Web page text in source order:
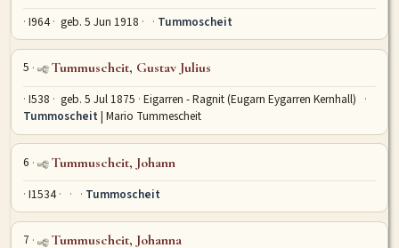
SPRACHE / LANGUAGE
Deutsch English
I964 geb. 5 Jun 1918 Tummoscheit
5 Tummuscheit, Gustav Julius
I538 geb. 5 Jul 1875 Eigarren - Ragnit (Eugarn Eygarren Kernhall)
Tummoscheit | Mario Tummescheit
6 Tummuscheit, Johann
I1534 Tummoscheit
7 Tummuscheit, Johanna